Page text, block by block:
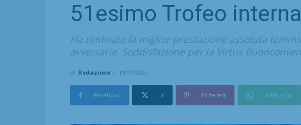
51esimo Trofeo
Ha timbrato la miglior prestazione assoluta
avversarie. Soddisfazione per la Virtus
Di Redazione - 11/11/2025
Facebook X Pinterest WhatsApp